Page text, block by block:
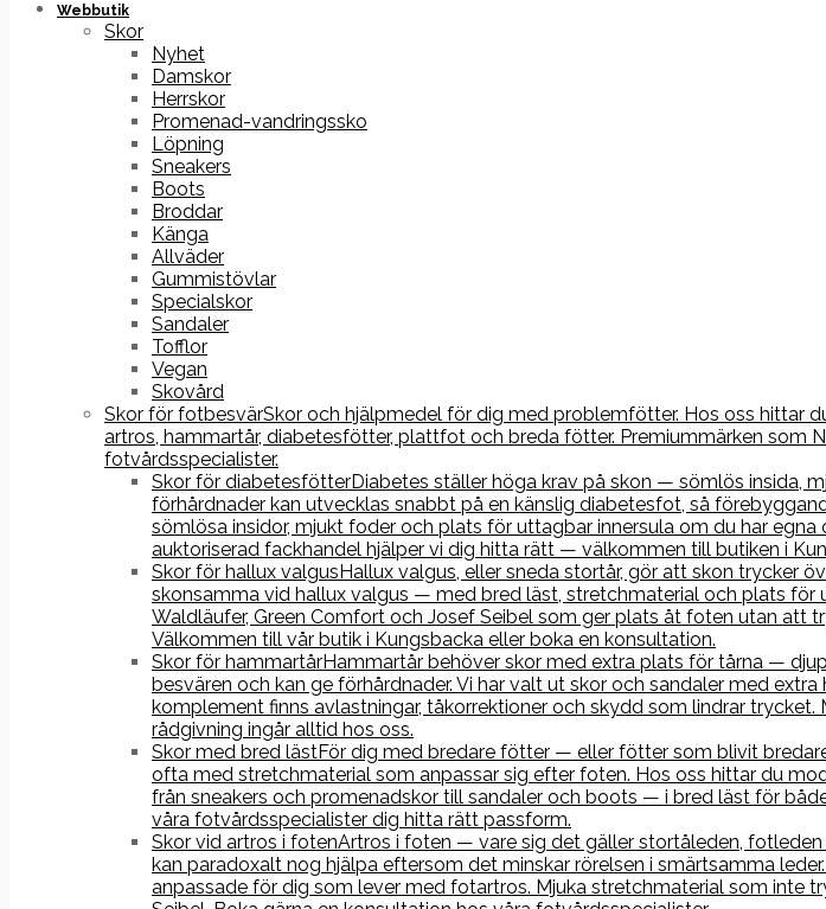
Webbutik
Skor
Nyhet
Damskor
Herrskor
Promenad-vandringssko
Löpning
Sneakers
Boots
Broddar
Känga
Allväder
Gummistövlar
Specialskor
Sandaler
Tofflor
Vegan
Skovård
Skor för fotbesvärSkor och hjälpmedel för dig med problemfötter. Hos oss hittar
artros, hammartår, diabetesfötter, plattfot och breda fötter. Premiummärken som
fotvårdsspecialister.
Skor för diabetesfötterDiabetes ställer höga krav på skon — sömlös insida,
förhårdnader kan utvecklas snabbt på en känslig diabetesfot, så
sömlösa insidor, mjukt foder och plats för uttagbar innersula om du har
auktoriserad fackhandel hjälper vi dig hitta rätt — välkommen till butiken i
Skor för hallux valgusHallux valgus, eller sneda stortår, gör att skon trycker
skonsamma vid hallux valgus — med bred läst, stretchmaterial och plats för
Waldläufer, Green Comfort och Josef Seibel som ger plats åt foten utan att
Välkommen till vår butik i Kungsbacka eller boka en konsultation.
Skor för hammartårHammartår behöver skor med extra plats för tårna —
besvären och kan ge förhårdnader. Vi har valt ut skor och sandaler med
komplement finns avlastningar, tåkorrektioner och skydd som lindrar
rådgivning ingår alltid hos oss.
Skor med bred lästFör dig med bredare fötter — eller fötter som blivit
ofta med stretchmaterial som anpassar sig efter foten. Hos oss hittar du
från sneakers och promenadskor till sandaler och boots — i bred läst för
våra fotvårdsspecialister dig hitta rätt passform.
Skor vid artros i fotenArtros i foten — vare sig det gäller stortåleden,
kan paradoxalt nog hjälpa eftersom det minskar rörelsen i smärtsamma
anpassade för dig som lever med fotartros. Mjuka stretchmaterial som inte